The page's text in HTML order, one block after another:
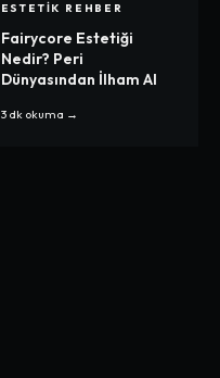
ESTETIK REHBER
Fairycore Estetiği
Nedir? Peri
Dünyasından İlham Al
3 dkokuma →